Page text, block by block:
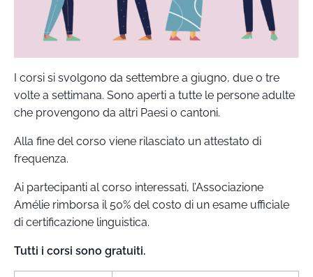
I corsi si svolgono da settembre a giugno, due o tre
volte a settimana. Sono aperti a tutte le persone adulte
che provengono da altri Paesi o cantoni.
Alla fine del corso viene rilasciato un attestato di
frequenza.
Ai partecipanti al corso interessati, l’Associazione
Amélie rimborsa il 50% del costo di un esame ufficiale
di certificazione linguistica.
Tutti i corsi sono gratuiti.